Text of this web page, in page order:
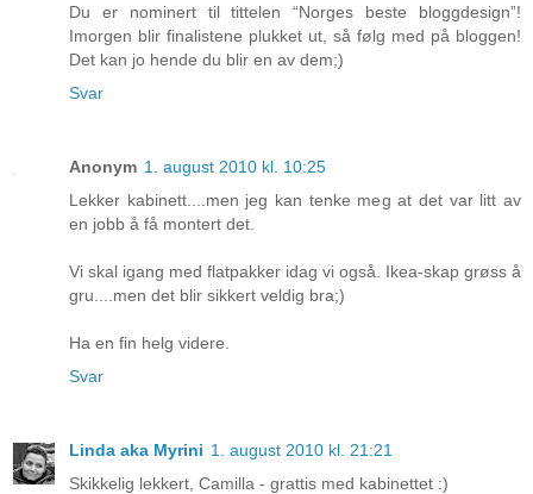
Du er nominert til tittelen “Norges beste bloggdesign”!
Imorgen blir finalistene plukket ut, så følg med på bloggen!
Det kan jo hende du blir en av dem;)
Svar
Anonym 1. august 2010 kl. 10:25
Lekker kabinett....men jeg kan tenke meg at det var litt av
en jobb å få montert det.
Vi skal igang med flatpakker idag vi også. Ikea-skap grøss å
gru....men det blir sikkert veldig bra;)
Ha en fin helg videre.
Svar
Linda aka Myrini 1. august 2010 kl. 21:21
Skikkelig lekkert, Camilla - grattis med kabinettet :)